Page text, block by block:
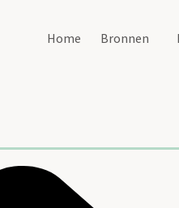
Home Bronnen